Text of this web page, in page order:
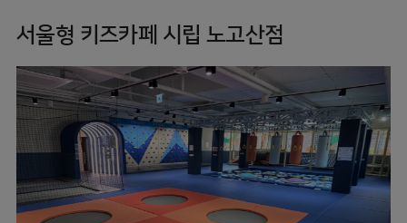
서울형 키즈카페 시립 노고산점